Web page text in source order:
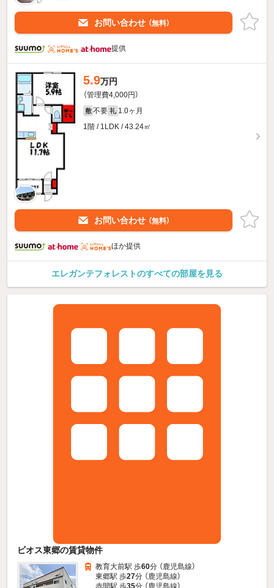
お問い合わせ （無料）
提供
5.9万円
（管理費4,000円）
敷 不要 礼 1.0ヶ月
1階 / 1LDK / 43.24㎡
お問い合わせ （無料）
ほか提供
エレガンテフォレストのすべての部屋を見る
ビオス東郷の賃貸物件
教育大前駅 歩60分 （鹿児島線）
東郷駅 歩27分 （鹿児島線）
赤間駅 歩35分 （鹿児島線）